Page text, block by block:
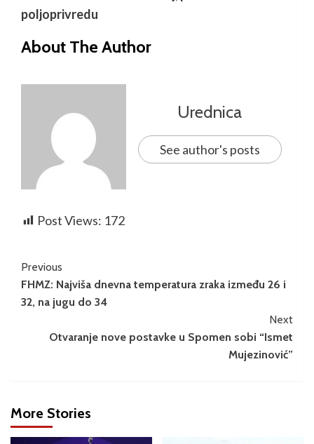
poljoprivredu
About The Author
Urednica
See author's posts
Post Views: 172
Previous
FHMZ: Najviša dnevna temperatura zraka između 26 i
32, na jugu do 34
Next
Otvaranje nove postavke u Spomen sobi “Ismet
Mujezinović”
More Stories